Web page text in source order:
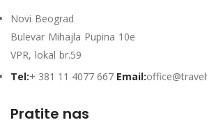
Novi Beograd
Bulevar Mihajla Pupina 10e
VPR, lokal br.59
Tel:+ 381 11 4077 667 Email:
Pratite nas